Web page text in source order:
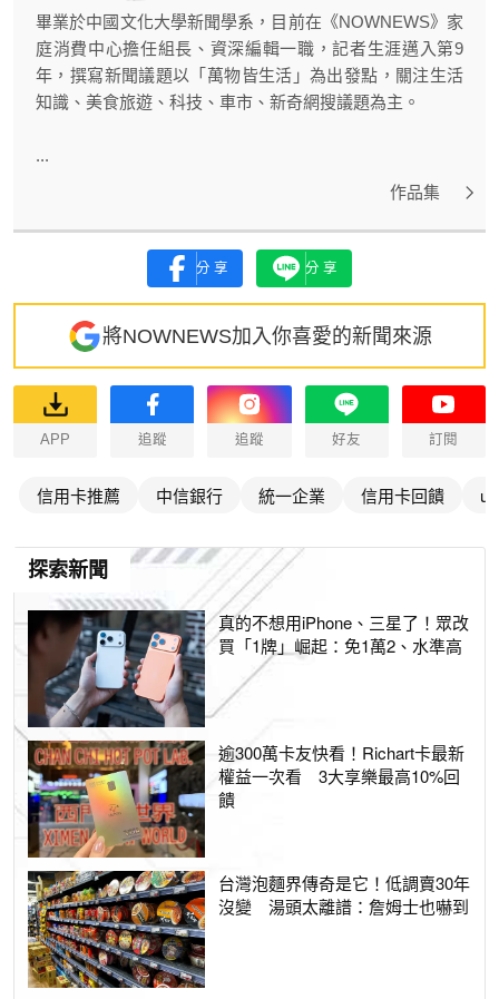
畢業於中國文化大學新聞學系，目前在《NOWNEWS》家
庭消費中心擔任組長、資深編輯一職，記者生涯邁入第9
年，撰寫新聞議題以「萬物皆生活」為出發點，關注生活
知識、美食旅遊、科技、車市、新奇網搜議題為主。
...
作品集
分享 分享
將NOWNEWS加入你喜愛的新聞來源
APP 追蹤 追蹤 好友 訂閱
信用卡推薦 中信銀行 統一企業 信用卡回饋
探索新聞
真的不想用iPhone、三星了！眾改
買「1牌」崛起：免1萬2、水準高
逾300萬卡友快看！Richart卡最新
權益一次看 3大享樂最高10%回
饋
台灣泡麵界傳奇是它！低調賣30年
沒變 湯頭太離譜：詹姆士也嚇到